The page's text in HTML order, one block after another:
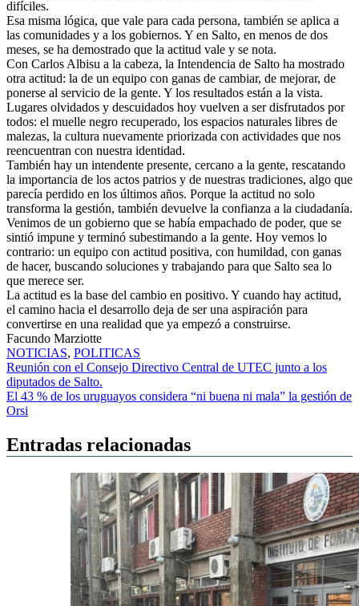
difíciles.
Esa misma lógica, que vale para cada persona, también se aplica a
las comunidades y a los gobiernos. Y en Salto, en menos de dos
meses, se ha demostrado que la actitud vale y se nota.
Con Carlos Albisu a la cabeza, la Intendencia de Salto ha mostrado
otra actitud: la de un equipo con ganas de cambiar, de mejorar, de
ponerse al servicio de la gente. Y los resultados están a la vista.
Lugares olvidados y descuidados hoy vuelven a ser disfrutados por
todos: el muelle negro recuperado, los espacios naturales libres de
malezas, la cultura nuevamente priorizada con actividades que nos
reencuentran con nuestra identidad.
También hay un intendente presente, cercano a la gente, rescatando
la importancia de los actos patrios y de nuestras tradiciones, algo que
parecía perdido en los últimos años. Porque la actitud no solo
transforma la gestión, también devuelve la confianza a la ciudadanía.
Venimos de un gobierno que se había empachado de poder, que se
sintió impune y terminó subestimando a la gente. Hoy vemos lo
contrario: un equipo con actitud positiva, con humildad, con ganas
de hacer, buscando soluciones y trabajando para que Salto sea lo
que merece ser.
La actitud es la base del cambio en positivo. Y cuando hay actitud,
el camino hacia el desarrollo deja de ser una aspiración para
convertirse en una realidad que ya empezó a construirse.
Facundo Marziotte
NOTICIAS, POLITICAS
Navegación
de
entradas
Reunión con el Consejo Directivo Central de UTEC junto a los
diputados de Salto.
El 43 % de los uruguayos considera “ni buena ni mala” la gestión de
Orsi
Entradas relacionadas